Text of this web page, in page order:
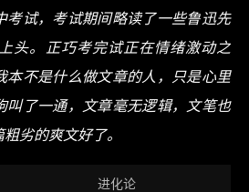
考试，考试期间略读了一些鲁迅先
头。正巧考完试正在情绪激动之
本不是什么做文章的人，只是心里
叫了一通，文章毫无逻辑，文笔也
劣的爽文好了。
			   进化论